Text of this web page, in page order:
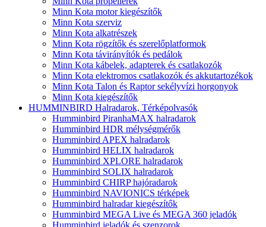
Minn Kota motor kiegészítők
Minn Kota szerviz
Minn Kota alkatrészek
Minn Kota rögzítők és szerelőplatformok
Minn Kota távirányítók és pedálok
Minn Kota kábelek, adapterek és csatlakozók
Minn Kota elektromos csatlakozók és akkutartozékok
Minn Kota Talon és Raptor sekélyvízi horgonyok
Minn Kota kiegészítők
HUMMINBIRD Halradarok, Térképolvasók
Humminbird PiranhaMAX halradarok
Humminbird HDR mélységmérők
Humminbird APEX halradarok
Humminbird HELIX halradarok
Humminbird XPLORE halradarok
Humminbird SOLIX halradarok
Humminbird CHIRP hajóradarok
Humminbird NAVIONICS térképek
Humminbird halradar kiegészítők
Humminbird MEGA Live és MEGA 360 jeladók
Humminbird jeladók és szenzorok